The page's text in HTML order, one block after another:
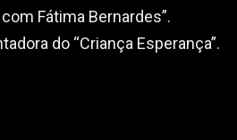
Fátima Bernardes”.
do “Criança Esperança”.